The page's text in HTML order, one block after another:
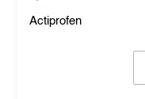
Actiprofen